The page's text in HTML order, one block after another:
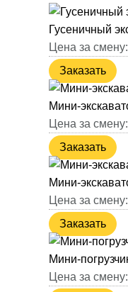
Гусеничный
Цена за смену:
Заказать
Мини-
Цена за смену:
Заказать
Мини-
Цена за смену:
Заказать
Мини-
Цена за смену: